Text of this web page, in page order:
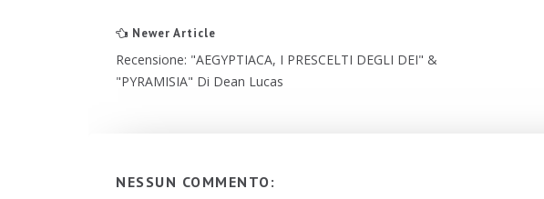
Newer Article
Recensione: "AEGYPTIACA, I PRESCELTI DEGLI DEI" &
"PYRAMISIA" Di Dean Lucas
NESSUN COMMENTO: